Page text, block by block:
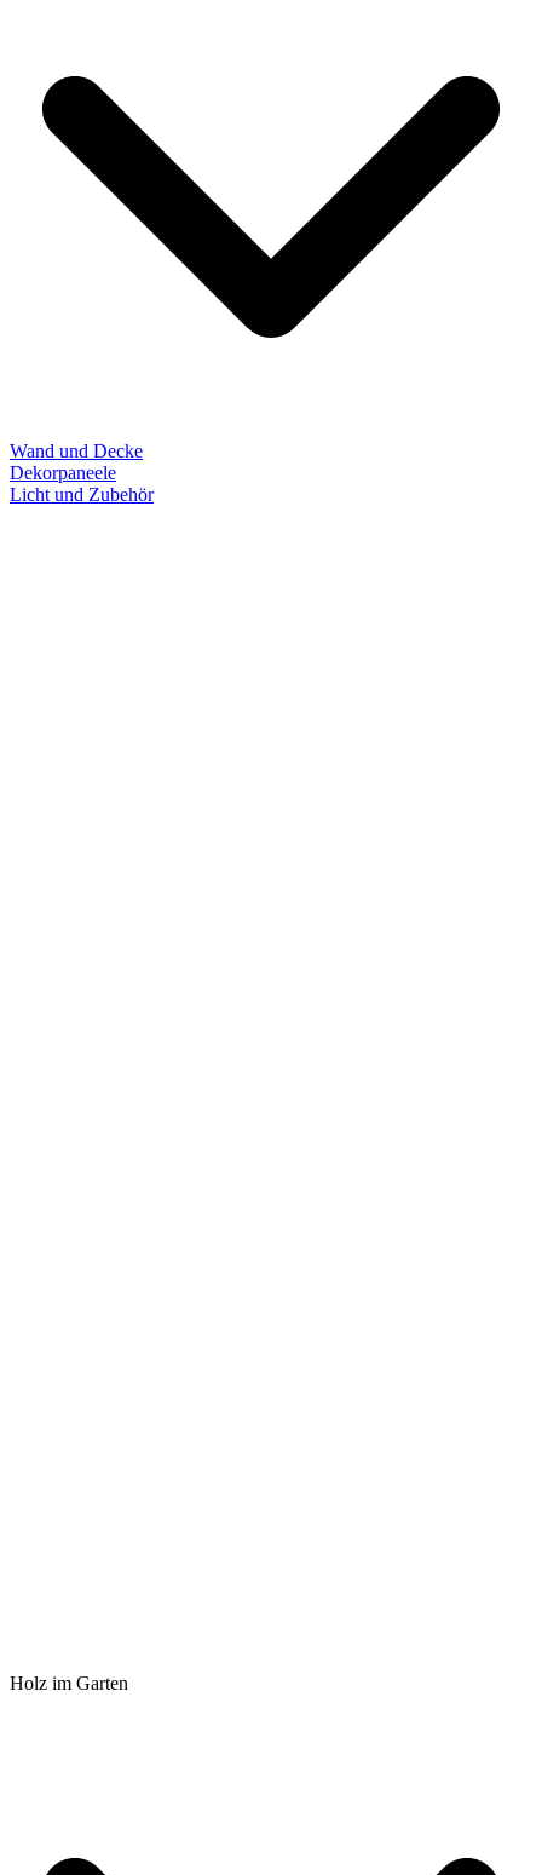
Wand und Decke
Dekorpaneele
Licht und Zubehör
Holz im Garten